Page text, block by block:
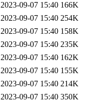
2023-09-07 15:40 166K
2023-09-07 15:40 254K
2023-09-07 15:40 158K
2023-09-07 15:40 235K
2023-09-07 15:40 162K
2023-09-07 15:40 155K
2023-09-07 15:40 214K
2023-09-07 15:40 350K